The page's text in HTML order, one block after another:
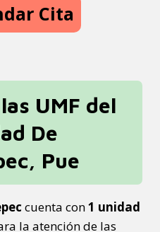
Cita
UMF del
De
Pue
cuenta con1 unidad
la atención de las